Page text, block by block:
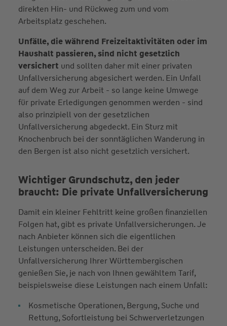
direkten Hin- und Rückweg zum und vom
Arbeitsplatz geschehen.
Unfälle, die während Freizeitaktivitäten oder im
Haushalt passieren, sind nicht gesetzlich
versichert und sollten daher mit einer privaten
Unfallversicherung abgesichert werden. Ein Unfall
auf dem Weg zur Arbeit - so lange keine Umwege
für private Erledigungen genommen werden - sind
also prinzipiell von der gesetzlichen
Unfallversicherung abgedeckt. Ein Sturz mit
Knochenbruch bei der sonntäglichen Wanderung in
den Bergen ist also nicht gesetzlich versichert.
Wichtiger Grundschutz, den jeder
braucht: Die private Unfallversicherung
Damit ein kleiner Fehltritt keine großen finanziellen
Folgen hat, gibt es private Unfallversicherungen. Je
nach Anbieter können sich die eigentlichen
Leistungen unterscheiden. Bei der
Unfallversicherung Ihrer Württembergischen
genießen Sie, je nach von Ihnen gewähltem Tarif,
beispielsweise diese Leistungen nach einem Unfall:
Kosmetische Operationen, Bergung, Suche und
Rettung, Sofortleistung bei Schwerverletzungen